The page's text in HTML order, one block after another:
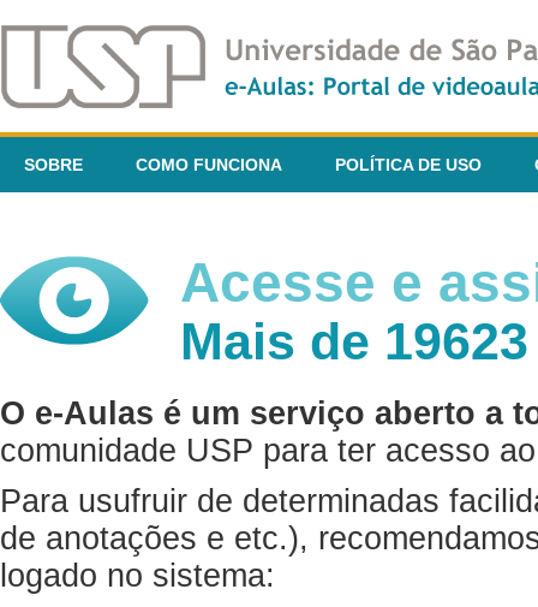
SOBRE COMO FUNCIONA POLÍTICA DE USO
Acesse e
Mais de
O e-Aulas é um serviço aberto a
comunidade USP para ter acesso
Para usufruir de determinadas
de anotações e etc.),
logado no sistema: